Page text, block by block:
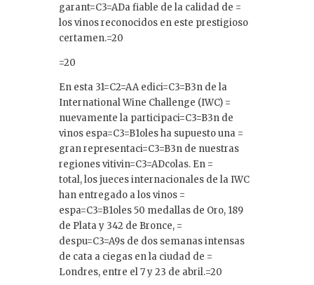
garant=C3=ADa fiable de la calidad de =
los vinos reconocidos en este prestigioso
certamen.=20
=20
En esta 31=C2=AA edici=C3=B3n de la
International Wine Challenge (IWC) =
nuevamente la participaci=C3=B3n de
vinos espa=C3=B1oles ha supuesto una =
gran representaci=C3=B3n de nuestras
regiones vitivin=C3=ADcolas. En =
total, los jueces internacionales de la IWC
han entregado a los vinos =
espa=C3=B1oles 50 medallas de Oro, 189
de Plata y 342 de Bronce, =
despu=C3=A9s de dos semanas intensas
de cata a ciegas en la ciudad de =
Londres, entre el 7 y 23 de abril.=20